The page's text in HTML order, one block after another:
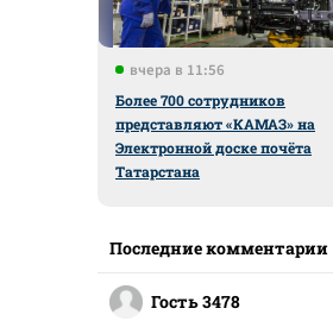
вчера в 11:56
Более 700 сотрудников
представляют «КАМАЗ» на
Электронной доске почёта
Татарстана
Последние комментарии
Гость 3478